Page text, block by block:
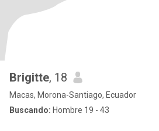
Brigitte, 18
Macas, Morona-Santiago, Ecuador
Buscando: Hombre 19 - 43